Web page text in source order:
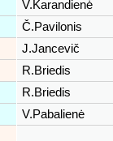
V.Karandienė
Č.Pavilonis
J.Jancevič
R.Briedis
R.Briedis
V.Pabalienė